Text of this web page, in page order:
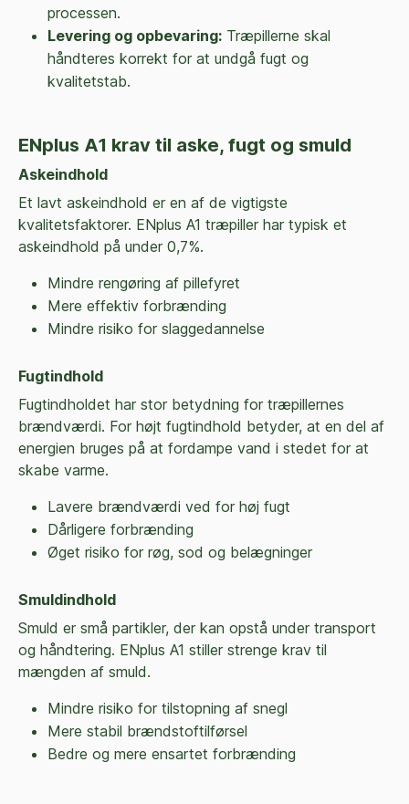
processen.
Levering og opbevaring: Træpillerne skal
håndteres korrekt for at undgå fugt og
kvalitetstab.
ENplus A1 krav til aske, fugt og smuld
Askeindhold
Et lavt askeindhold er en af de vigtigste
kvalitetsfaktorer. ENplus A1 træpiller har typisk et
askeindhold på under 0,7%.
Mindre rengøring af pillefyret
Mere effektiv forbrænding
Mindre risiko for slaggedannelse
Fugtindhold
Fugtindholdet har stor betydning for træpillernes
brændværdi. For højt fugtindhold betyder, at en del af
energien bruges på at fordampe vand i stedet for at
skabe varme.
Lavere brændværdi ved for høj fugt
Dårligere forbrænding
Øget risiko for røg, sod og belægninger
Smuldindhold
Smuld er små partikler, der kan opstå under transport
og håndtering. ENplus A1 stiller strenge krav til
mængden af smuld.
Mindre risiko for tilstopning af snegl
Mere stabil brændstoftilførsel
Bedre og mere ensartet forbrænding